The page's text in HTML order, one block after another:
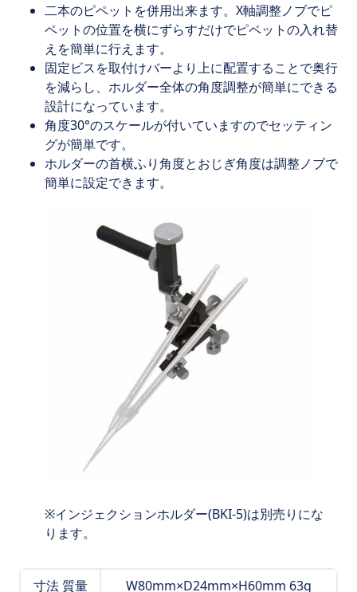
二本のピペットを併用出来ます。X軸調整ノブでピ
ペットの位置を横にずらすだけでピペットの入れ替
えを簡単に行えます。
固定ビスを取付けバーより上に配置することで奥行
を減らし、ホルダー全体の角度調整が簡単にできる
設計になっています。
角度30°のスケールが付いていますのでセッティン
グが簡単です。
ホルダーの首横ふり角度とおじぎ角度は調整ノブで
簡単に設定できます。
インジェクションホルダー(BKI-5)は別売りにな
ります。
寸法 質量 W80mm×D24mm×H60mm 63g